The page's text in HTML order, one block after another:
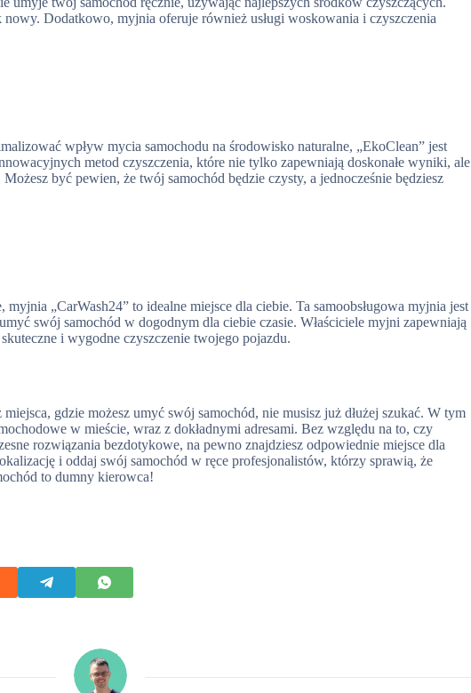
Dodatkowo, myjnia oferuje również usługi woskowania i czyszczenia
wpływ mycia samochodu na środowisko naturalne, „EkoClean” jest
metod czyszczenia, które nie tylko zapewniają doskonałe wyniki, ale
być pewien, że twój samochód będzie czysty, a jednocześnie będziesz
„CarWash24” to idealne miejsce dla ciebie. Ta samoobsługowa myjnia jest
swój samochód w dogodnym dla ciebie czasie. Właściciele myjni zapewniają
i wygodne czyszczenie twojego pojazdu.
gdzie możesz umyć swój samochód, nie musisz już dłużej szukać. W tym
w mieście, wraz z dokładnymi adresami. Bez względu na to, czy
rozwiązania bezdotykowe, na pewno znajdziesz odpowiednie miejsce dla
i oddaj swój samochód w ręce profesjonalistów, którzy sprawią, że
to dumny kierowca!